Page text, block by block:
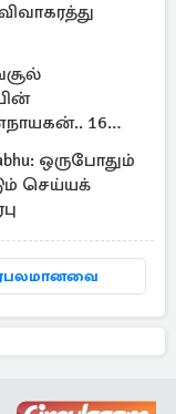
16
ஒருபோதும்
செய்யக்